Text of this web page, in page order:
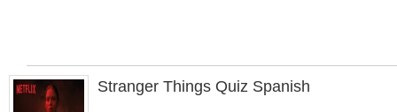
Stranger Things Quiz Spanish